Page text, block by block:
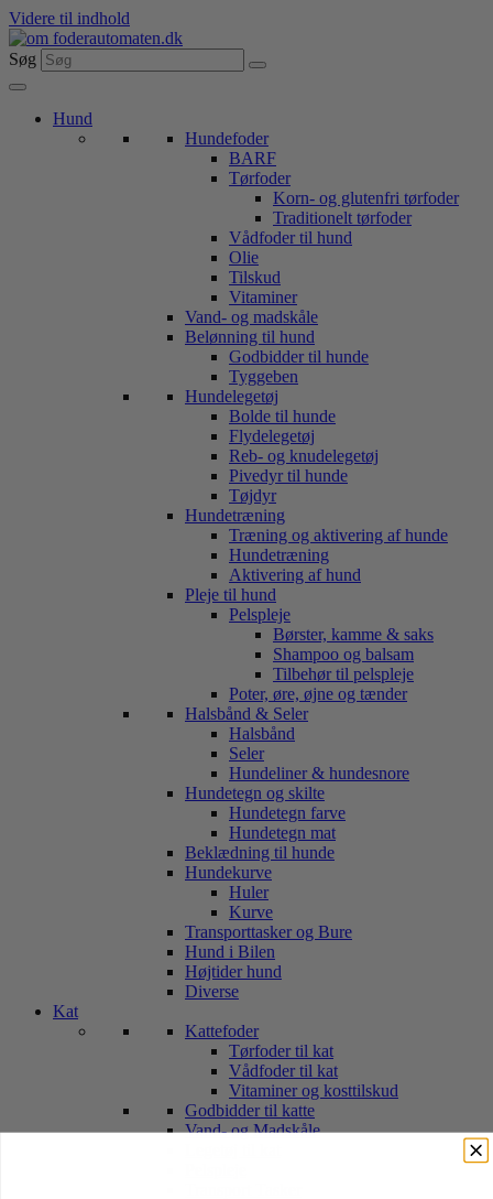
Videre til indhold
Søg
Hund
Hundefoder
BARF
Tørfoder
Korn- og glutenfri tørfoder
Traditionelt tørfoder
Vådfoder til hund
Olie
Tilskud
Vitaminer
Vand- og madskåle
Belønning til hund
Godbidder til hunde
Tyggeben
Hundelegetøj
Bolde til hunde
Flydelegetøj
Reb- og knudelegetøj
Pivedyr til hunde
Tøjdyr
Hundetræning
Træning og aktivering af hunde
Hundetræning
Aktivering af hund
Pleje til hund
Pelspleje
Børster, kamme & saks
Shampoo og balsam
Tilbehør til pelspleje
Poter, øre, øjne og tænder
Halsbånd & Seler
Halsbånd
Seler
Hundeliner & hundesnore
Hundetegn og skilte
Hundetegn farve
Hundetegn mat
Beklædning til hunde
Hundekurve
Huler
Kurve
Transporttasker og Bure
Hund i Bilen
Højtider hund
Diverse
Kat
Kattefoder
Tørfoder til kat
Vådfoder til kat
Vitaminer og kosttilskud
Godbidder til katte
Vand- og Madskåle